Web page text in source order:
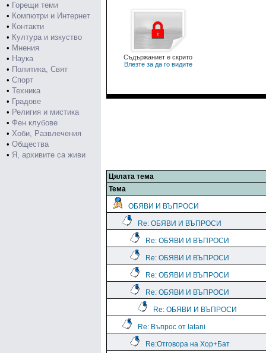
• Горещи теми
• Компютри и Интернет
• Контакти
• Култура и изкуство
• Мнения
• Наука
• Политика, Свят
• Спорт
• Техника
• Градове
• Религия и мистика
• Фен клубове
• Хоби, Развлечения
• Общества
• Я, архивите са живи
Съдържаниет е скрито
Влезте за да го видите
Цялата тема
Тема
ОБЯВИ И ВЪПРОСИ
Re: ОБЯВИ И ВЪПРОСИ
Re: ОБЯВИ И ВЪПРОСИ
Re: ОБЯВИ И ВЪПРОСИ
Re: ОБЯВИ И ВЪПРОСИ
Re: ОБЯВИ И ВЪПРОСИ
Re: ОБЯВИ И ВЪПРОСИ
Re: Въпрос от latani
Re:Отговора на Хор+Бат